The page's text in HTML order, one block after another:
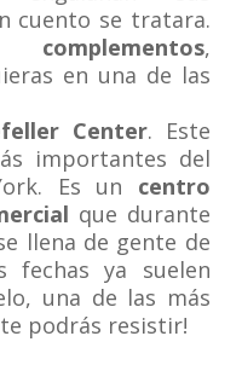
cuento se tratara.
,
en una de las
Center. Este
importantes del
Es un centro
que durante
llena de gente de
fechas ya suelen
una de las más
podrás resistir!